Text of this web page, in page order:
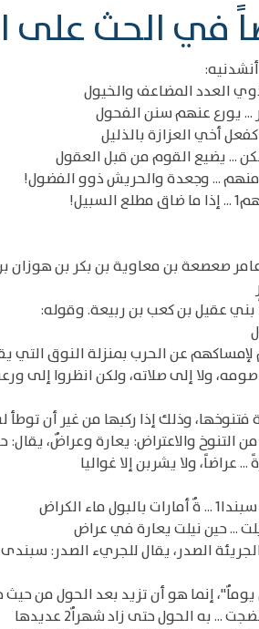
في الحث على
العدد المضاعف والخيول
... يورع عنهم سنن الفحول
أخي العزازة بالذليل
... يضيع القوم من قبل العقول
... وجعدة والحريش ذوو الفضول!
صعصعة بن معاوية بن بكر بن
عقيل بن كعب بن ربيعة. وقوله:
عن الحرب بمنزلة النوق التي
ولا إلى صلاته، ولكن انظروا إلى
وذلك إذا ركبها من غير أن توطأ
التنوخ والاعتراض: يعارة وعراضٌ، يقال:
عراضاً، ولا يشربن إلا غواليا
الكراض
... حين نيلت يعارة في عراض
الصدر، يقال للجريء الصدر:
إنما هو أن تزيد بعد الحول من حيث
... به الحول حتى زاد شهراٌ2 عديدها